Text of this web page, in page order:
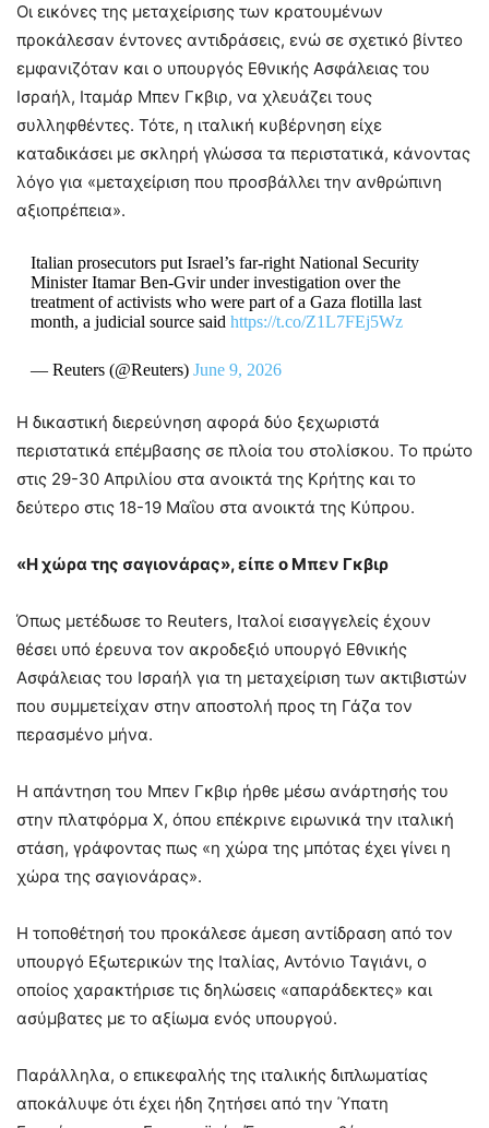
Οι εικόνες της μεταχείρισης των κρατουμένων
προκάλεσαν έντονες αντιδράσεις, ενώ σε σχετικό βίντεο
εμφανιζόταν και ο υπουργός Εθνικής Ασφάλειας του
Ισραήλ, Ιταμάρ Μπεν Γκβιρ, να χλευάζει τους
συλληφθέντες. Τότε, η ιταλική κυβέρνηση είχε
καταδικάσει με σκληρή γλώσσα τα περιστατικά, κάνοντας
λόγο για «μεταχείριση που προσβάλλει την ανθρώπινη
αξιοπρέπεια».
Italian prosecutors put Israel’s far-right National Security
Minister Itamar Ben-Gvir under investigation over the
treatment of activists who were part of a Gaza flotilla last
‌month, a judicial source said https://t.co/Z1L7FEj5Wz
— Reuters (@Reuters) June 9, 2026
Η δικαστική διερεύνηση αφορά δύο ξεχωριστά
περιστατικά επέμβασης σε πλοία του στολίσκου. Το πρώτο
στις 29-30 Απριλίου στα ανοικτά της Κρήτης και το
δεύτερο στις 18-19 Μαΐου στα ανοικτά της Κύπρου.
«Η χώρα της σαγιονάρας», είπε ο Μπεν Γκβιρ
Όπως μετέδωσε το Reuters, Ιταλοί εισαγγελείς έχουν
θέσει υπό έρευνα τον ακροδεξιό υπουργό Εθνικής
Ασφάλειας του Ισραήλ για τη μεταχείριση των ακτιβιστών
που συμμετείχαν στην αποστολή προς τη Γάζα τον
περασμένο μήνα.
Η απάντηση του Μπεν Γκβιρ ήρθε μέσω ανάρτησής του
στην πλατφόρμα Χ, όπου επέκρινε ειρωνικά την ιταλική
στάση, γράφοντας πως «η χώρα της μπότας έχει γίνει η
χώρα της σαγιονάρας».
Η τοποθέτησή του προκάλεσε άμεση αντίδραση από τον
υπουργό Εξωτερικών της Ιταλίας, Αντόνιο Ταγιάνι, ο
οποίος χαρακτήρισε τις δηλώσεις «απαράδεκτες» και
ασύμβατες με το αξίωμα ενός υπουργού.
Παράλληλα, ο επικεφαλής της ιταλικής διπλωματίας
αποκάλυψε ότι έχει ήδη ζητήσει από την Ύπατη